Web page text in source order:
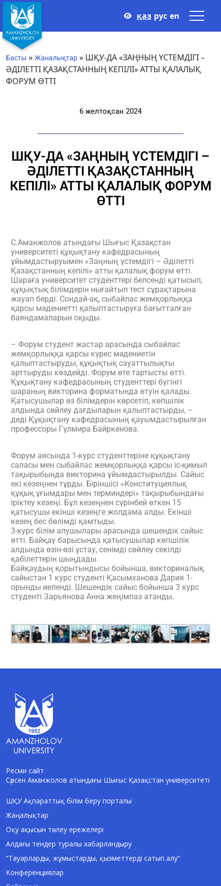
қаз рус en
Басты » Жаналықтар » ШҚУ-ДА «ЗАҢНЫҢ ҮСТЕМДІГІ –
ӘДІЛЕТТІ ҚАЗАҚСТАННЫҢ КЕПІЛІ» АТТЫ ҚАЛАЛЫҚ
ФОРУМ ӨТТІ
6 желтоқсан 2024
ШҚУ-ДА «ЗАҢНЫҢ ҮСТЕМДІГІ –
ӘДІЛЕТТІ ҚАЗАҚСТАННЫҢ
КЕПІЛІ» АТТЫ ҚАЛАЛЫҚ ФОРУМ
ӨТТІ
С.Аманжолов атындағы Шығыс Қазақстан
университеті құқықтану кафедрасының
ұйымдастыруымен «Заңның үстемдігі – Әділетті
Қазақстанның кепілі» атты қалалық форум өтті.
Шараға университет студенттері белсенді қатысып,
құқықтық білімдерін нығайтып тест сұрақтарына
жауап берді. Сондай-ақ, сыбайлас жемқорлыққа
қарсы мәдениетті қалыптастыруға бағытталған
баяндамаларын оқыды.
– Форум студент жастар арасында сыбайлас
жемқорлыққа қарсы күрес мәдениетін
қалыптастыруды, құқықтық сауаттылықты
арттыруды көздейді. Форум өте тартысты өтті.
Құқықтану кафедрасының студенттері бүгінгі
шараның викторина форматында өтуін қалады.
Қатысушылар өз білімдерін көрсетіп, көпшілік
алдында сөйлеу дағдыларын қалыптастырды, –
деді Құқықтану кафедрасының қауымдастырылған
профессоры Гүлмира Байркенова.
Форум аясында 1-курс студенттеріне құқықтану
саласы мен сыбайлас жемқорлыққа қарсы іс-қимыл
тақырыбында викторина ұйымдастырылды. Сайыс
екі кезеңнен тұрды. Біріншісі «Конституциялық
құқық ұғымдары мен терминдері» тақырыбындағы
іріктеу кезеңі. Бұл кезеңнен сүрінбей өткен 15
қатысушы екінші кезеңге жолдама алды. Екінші
кезең бес бөлімді қамтыды.
3-курс білім алушылары арасында шешендік сайыс
өтті. Байқау барысында қатысушылар көпшілік
алдында өзін-өзі ұстау, сенімді сөйлеу секілді
қабілеттерін шыңдады.
Байқаудың қорытындысы бойынша, викториналық
сайыстан 1 курс студенті Қасымханова Дария 1-
орынды иеленді. Шешендік сайыс бойынша 3 курс
студенті Зарьянова Анна жеңімпаз атанды.
Ресми сайт
Сәрсен Аманжолов атындағы Шығыс Қазақстан университеті
ШҚУ Ақпараттық білім беру порталы
Жаңалықтар
Оқу ақысын төлеу ережелері
Алдағы тендер туралы хабарландыру
“Тауарларды, жұмыстарды, қызметтерді сатып алу”
Конференциялар
AI-Talapker
Сәлем! Мен AI-Talapker — Сәрсен
Аманжолов атындағы Шығыс Қазақстан
университеті (ШҚУ) көмекшісімін.
Бакалавриат, магистратура, докторантура